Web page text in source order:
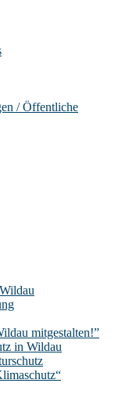
/ Öffentliche
mitgestalten!”
in Wildau